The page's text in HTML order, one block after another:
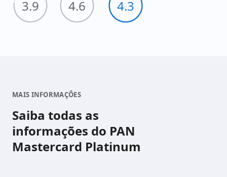
esperar o prazo de análise para ter uma resposta do
seu pedido.
3.9 4.6 4.3
MAIS INFORMAÇÕES
Saiba todas as
informações do PAN
Mastercard Platinum